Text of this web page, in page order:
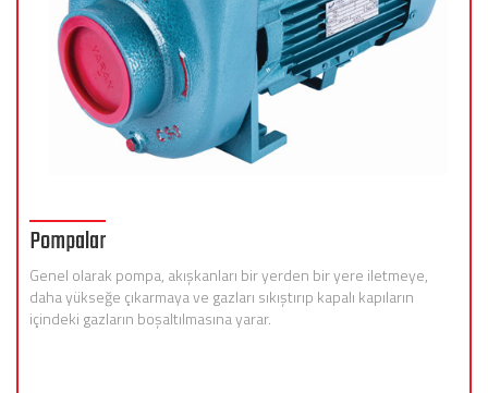
Pompalar
Genel olarak pompa, akışkanları bir yerden bir yere iletmeye,
daha yükseğe çıkarmaya ve gazları sıkıştırıp kapalı kapıların
içindeki gazların boşaltılmasına yarar.